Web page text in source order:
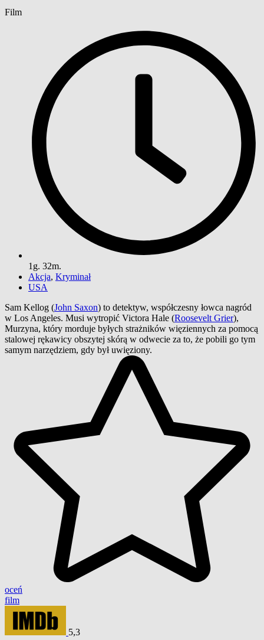
Film
1g. 32m.
Akcja, Kryminał
USA
Sam Kellog (John Saxon) to detektyw, współczesny łowca nagród
w Los Angeles. Musi wytropić Victora Hale (Roosevelt Grier),
Murzyna, który morduje byłych strażników więziennych za pomocą
stalowej rękawicy obszytej skórą w odwecie za to, że pobili go tym
samym narzędziem, gdy był uwięziony.
oceń
film
5,3